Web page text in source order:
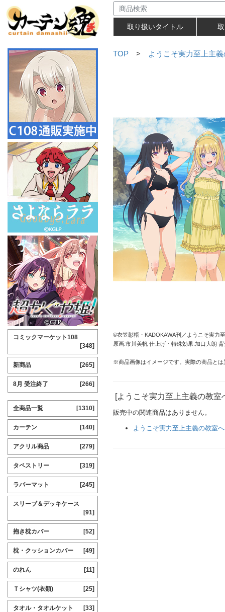
取り扱いタイトル
TOP > ようこそ実力至上主
©衣笠彰梧・KADOKAWA刊／ようこそ実力
原画:市川美帆 仕上げ・特殊効果:加口大朗
※商品画像はイメージです。実際の商品と
[ようこそ実力至上主義の教室
販売中の関連商品はありません。
ようこそ実力至上主義の教室へ
コミックマーケット108
[348]
新商品 [265]
8月 受注終了 [266]
全商品一覧 [1310]
カーテン [140]
アクリル商品 [279]
タペストリー [319]
ラバーマット [245]
スリーブ＆デッキケース
[91]
抱き枕カバー [52]
枕・クッションカバー [49]
のれん [11]
Ｔシャツ(衣類) [25]
タオル・タオルケット [33]